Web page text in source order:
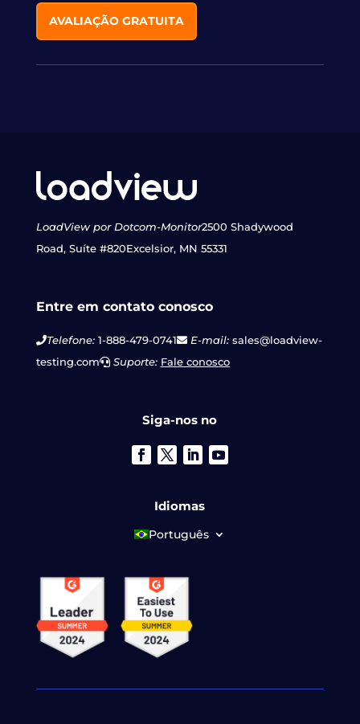
AVALIAÇÃO GRATUITA
LoadView por Dotcom-Monitor2500 Shadywood
Road, Suíte #820Excelsior, MN 55331
Entre em contato conosco
Telefone:1-888-479-0741 E-mail:sales@loadview-
testing.com
Suporte: Fale conosco
Siga-nos no
Idiomas
Português